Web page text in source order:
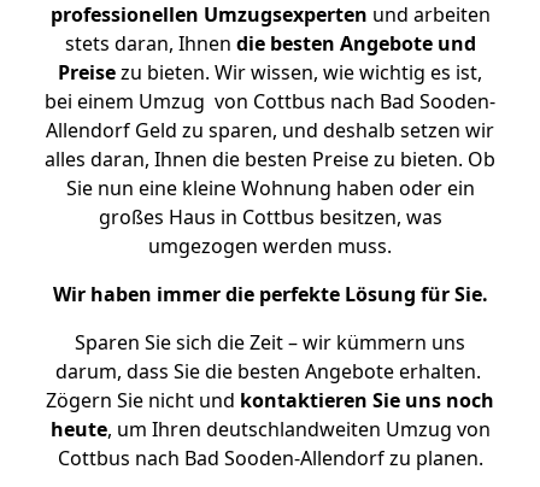
professionellen Umzugsexperten und arbeiten
stets daran, Ihnen die besten Angebote und
Preisezu bieten. Wir wissen, wie wichtig es ist,
bei einem Umzug von Cottbus nach Bad Sooden-
Allendorf Geld zu sparen, und deshalb setzen wir
alles daran, Ihnen die besten Preise zu bieten. Ob
Sie nun eine kleine Wohnung haben oder ein
großes Haus in Cottbus besitzen, was
umgezogen werden muss.
Wir haben immer die perfekte Lösung für Sie.
Sparen Sie sich die Zeit – wir kümmern uns
darum, dass Sie die besten Angebote erhalten.
Zögern Sie nicht und kontaktieren Sie uns noch
heute, um Ihren deutschlandweiten Umzug von
Cottbus nach Bad Sooden-Allendorf zu planen.